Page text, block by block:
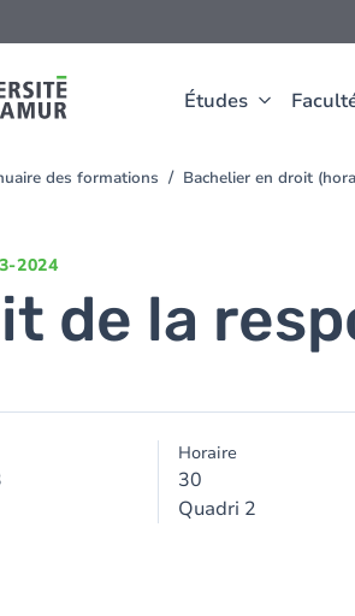
Études
des formations Bachelier en droit
2024
de la
Horaire
30
Quadri 2